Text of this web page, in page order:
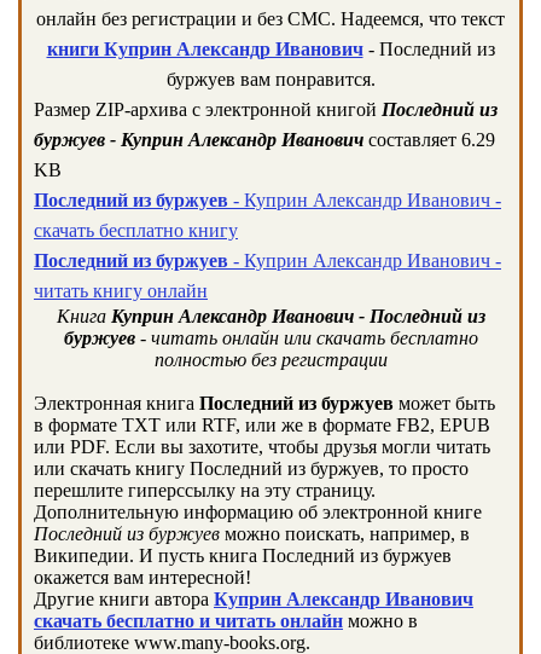
онлайн без регистрации и без СМС. Надеемся, что текст
книги Куприн Александр Иванович- Последний из
буржуев вам понравится.
Размер ZIP-архива c электронной книгой Последний из
буржуев - Куприн Александр Иванович составляет 6.29
KB
Последний из буржуев - Куприн Александр Иванович -
скачать бесплатно книгу
Последний из буржуев - Куприн Александр Иванович -
читать книгу онлайн
Книга Куприн Александр Иванович - Последний из
буржуев- читать онлайн или скачать бесплатно
полностью без регистрации
Электронная книга Последний из буржуев может быть
в формате TXT или RTF, или же в формате FB2, EPUB
или PDF. Если вы захотите, чтобы друзья могли читать
или скачать книгу Последний из буржуев, то просто
перешлите гиперссылку на эту страницу.
Дополнительную информацию об электронной книге
Последний из буржуев можно поискать, например, в
Википедии. И пусть книга Последний из буржуев
окажется вам интересной!
Другие книги автора Куприн Александр Иванович
скачать бесплатно и читать онлайн можно в
библиотеке www.many-books.org.